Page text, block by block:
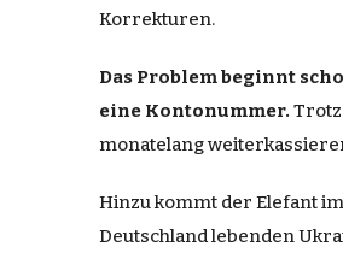
Korrekturen.
Das Problem beginnt
eine Kontonummer.
monatelang
Hinzu kommt der Elefant
Deutschland lebenden